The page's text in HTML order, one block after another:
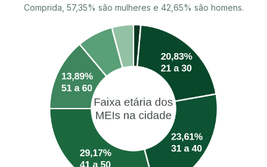
Comprida, 57,35% são mulheres e 42,65% são homens.